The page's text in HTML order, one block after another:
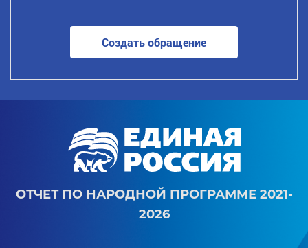
Создать обращение
ОТЧЕТ ПО НАРОДНОЙ ПРОГРАММЕ 2021-
2026